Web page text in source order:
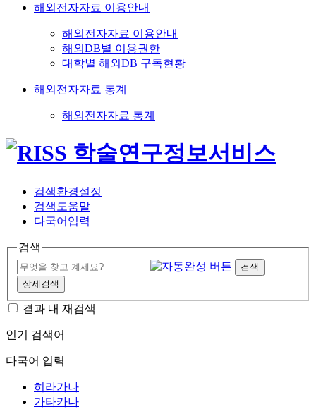
해외전자자료 이용안내
해외전자자료 이용안내
해외DB별 이용권한
대학별 해외DB 구독현황
해외전자자료 통계
해외전자자료 통계
검색환경설정
검색도움말
다국어입력
검색
검색
상세검색
결과 내 재검색
인기 검색어
다국어 입력
히라가나
가타카나